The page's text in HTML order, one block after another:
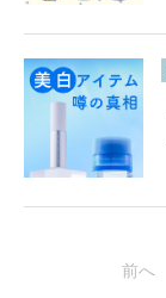
前へ